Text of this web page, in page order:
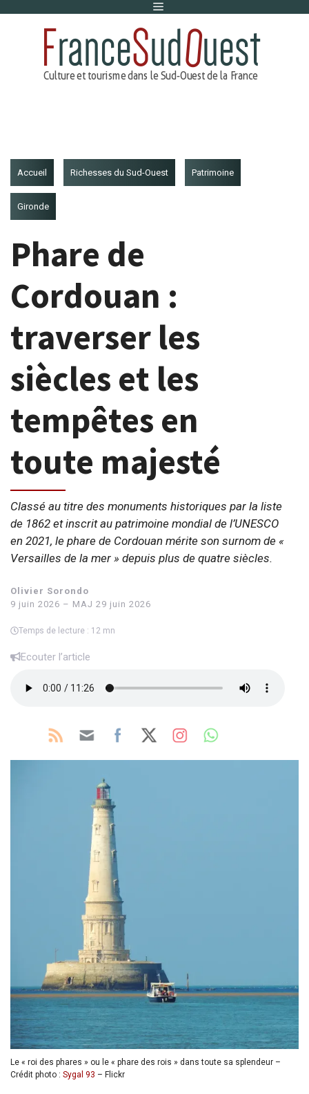
Menu
Accueil Richesses du Sud-Ouest Patrimoine
Gironde
Phare de
Cordouan :
traverser les
siècles et les
tempêtes en
toute majesté
Classé au titre des monuments historiques par la liste
de 1862 et inscrit au patrimoine mondial de l’UNESCO
en 2021, le phare de Cordouan mérite son surnom de «
Versailles de la mer » depuis plus de quatre siècles.
Olivier Sorondo
9 juin 2026 – MAJ 29 juin 2026
Temps de lecture : 12 mn
Ecouter l’article
Le « roi des phares » ou le « phare des rois » dans toute sa splendeur –
Crédit photo : Sygal 93 – Flickr